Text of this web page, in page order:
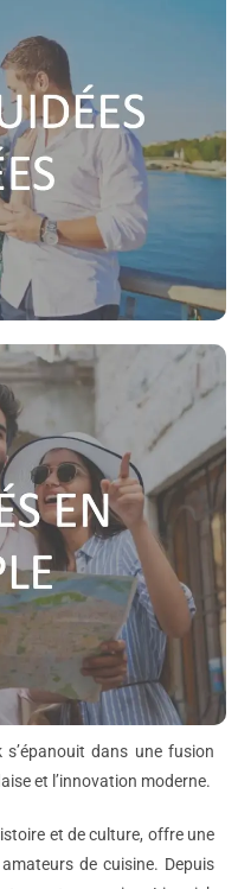
dans une fusion
et l’innovation moderne.
et de culture, offre une
de cuisine. Depuis